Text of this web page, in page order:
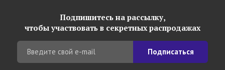
Подпишитесь на рассылку,
чтобы участвовать в секретных распродажах
Подписаться